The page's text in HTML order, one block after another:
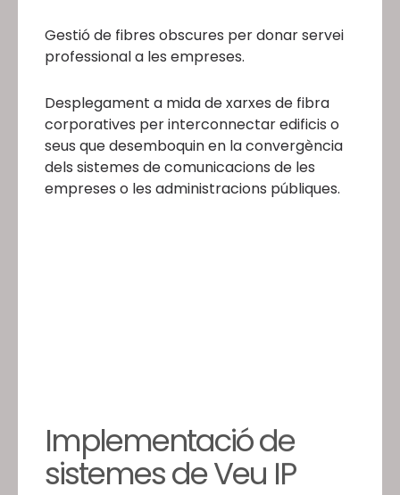
Gestió de fibres obscures per donar servei
professional a les empreses.
Desplegament a mida de xarxes de fibra
corporatives per interconnectar edificis o
seus que desemboquin en la convergència
dels sistemes de comunicacions de les
empreses o les administracions públiques.
Implementació de
sistemes de Veu IP